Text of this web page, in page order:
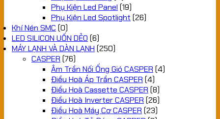
Phụ Kiện Led Panel (19)
Phụ Kiện Led Spotlight (26)
Khí Nén SMC (0)
LED SILICON UỐN DẺO (6)
MÁY LẠNH VÀ DÀN LẠNH (250)
CASPER (76)
Âm Trần Nối Ống Gió CASPER (4)
Điều Hoà Áp Trần CASPER (4)
Điều Hoà Cassette CASPER (8)
Điều Hoà Inverter CASPER (26)
Điều Hoà Máy Cơ CASPER (23)